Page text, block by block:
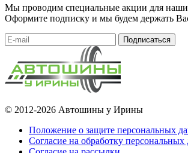
Мы проводим специальные акции для
Оформите подписку и мы будем держать
Подписаться
© 2012-2026 Автошины у Ирины
Положение о защите персональных
Согласие на обработку